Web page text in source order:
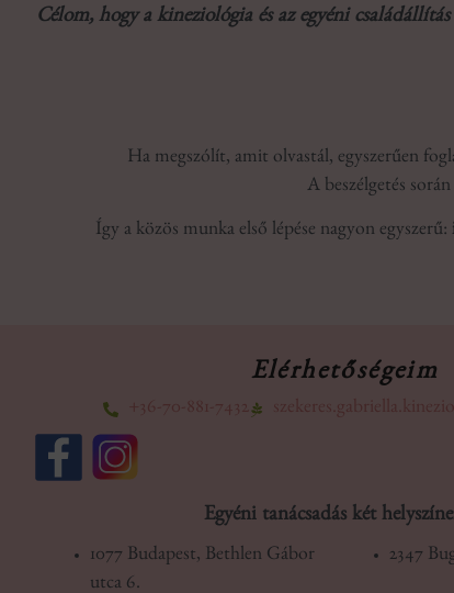
Célom, hogy a kineziológia és az egyéni
Ha megszólít, amit olvastál, egyszerűen
A beszélgetés
Így a közös munka első lépése nagyon egyszerű:
Elérhetőségeim
+36-70-881-7432
Egyéni tanácsadás két
1077 Budapest, Bethlen Gábor
utca 6.
2347